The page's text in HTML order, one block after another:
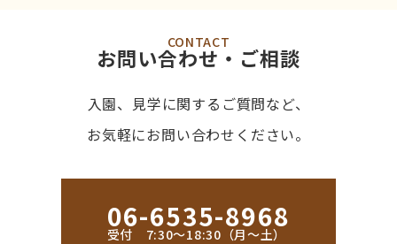
CONTACT
お問い合わせ・ご相談
入園、見学に関するご質問など、
お気軽にお問い合わせください。
06-6535-8968
受付 7:30〜18:30（月〜土）